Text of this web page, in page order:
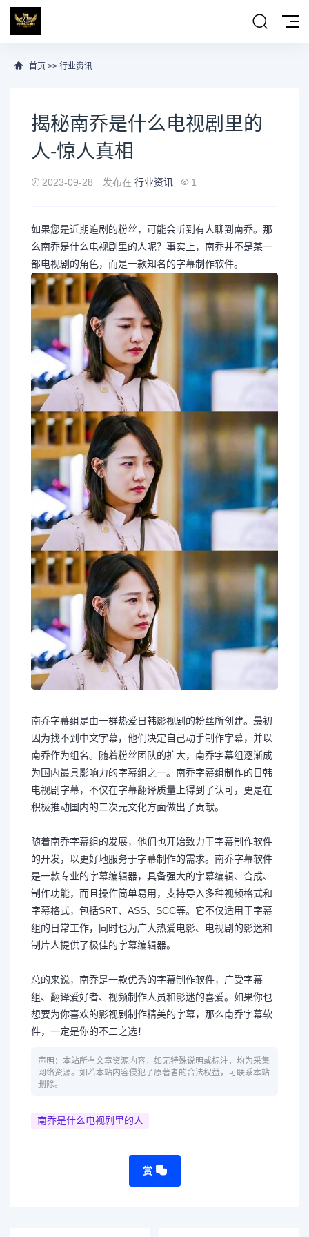
首页 >> 行业资讯
揭秘南乔是什么电视剧里的
人-惊人真相
2023-09-28 发布在 行业资讯 1
如果您是近期追剧的粉丝，可能会听到有人聊到南乔。那
么南乔是什么电视剧里的人呢？事实上，南乔并不是某一
部电视剧的角色，而是一款知名的字幕制作软件。
南乔字幕组是由一群热爱日韩影视剧的粉丝所创建。最初
因为找不到中文字幕，他们决定自己动手制作字幕，并以
南乔作为组名。随着粉丝团队的扩大，南乔字幕组逐渐成
为国内最具影响力的字幕组之一。南乔字幕组制作的日韩
电视剧字幕，不仅在字幕翻译质量上得到了认可，更是在
积极推动国内的二次元文化方面做出了贡献。
随着南乔字幕组的发展，他们也开始致力于字幕制作软件
的开发，以更好地服务于字幕制作的需求。南乔字幕软件
是一款专业的字幕编辑器，具备强大的字幕编辑、合成、
制作功能，而且操作简单易用，支持导入多种视频格式和
字幕格式，包括SRT、ASS、SCC等。它不仅适用于字幕
组的日常工作，同时也为广大热爱电影、电视剧的影迷和
制片人提供了极佳的字幕编辑器。
总的来说，南乔是一款优秀的字幕制作软件，广受字幕
组、翻译爱好者、视频制作人员和影迷的喜爱。如果你也
想要为你喜欢的影视剧制作精美的字幕，那么南乔字幕软
件，一定是你的不二之选！
声明：本站所有文章资源内容，如无特殊说明或标注，均为采集
网络资源。如若本站内容侵犯了原著者的合法权益，可联系本站
删除。
南乔是什么电视剧里的人
赏